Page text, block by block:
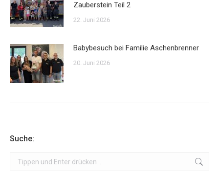
Zauberstein Teil 2
22. Juni 2026
Babybesuch bei Familie Aschenbrenner
20. Juni 2026
Suche:
Search: